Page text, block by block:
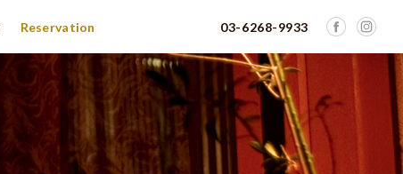
03-6268-9933
Reservation